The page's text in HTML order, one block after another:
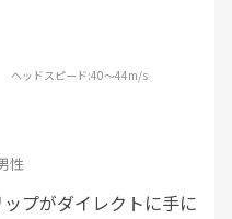
ヘッドスピード:40～44m/s
性
プがダイレクトに手に